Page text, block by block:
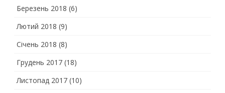
Березень 2018 (6)
Лютий 2018 (9)
Січень 2018 (8)
Грудень 2017 (18)
Листопад 2017 (10)